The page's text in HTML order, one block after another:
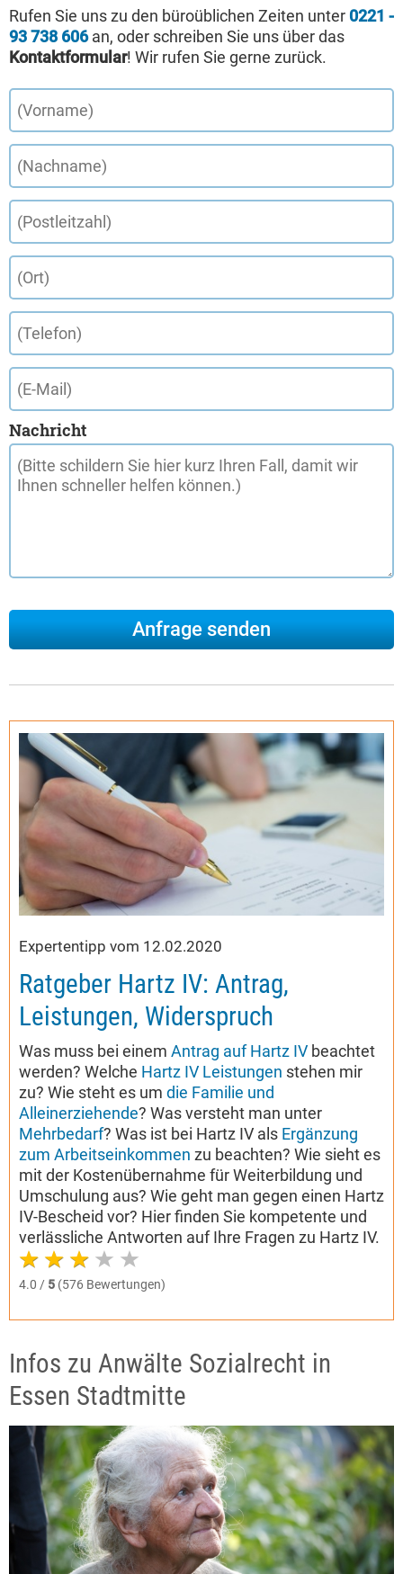
Rufen Sie uns zu den büroüblichen Zeiten unter 0221 -
93 738 606an, oder schreiben Sie uns über das
Kontaktformular! Wir rufen Sie gerne zurück.
Nachricht
Expertentipp vom 12.02.2020
Ratgeber Hartz IV: Antrag,
Leistungen, Widerspruch
Was muss bei einem Antrag auf Hartz IV beachtet
werden? Welche Hartz IV Leistungen stehen mir
zu? Wie steht es um die Familie und
Alleinerziehende? Was versteht man unter
Mehrbedarf? Was ist bei Hartz IV als Ergänzung
zum Arbeitseinkommen zu beachten? Wie sieht es
mit der Kostenübernahme für Weiterbildung und
Umschulung aus? Wie geht man gegen einen Hartz
IV-Bescheid vor? Hier finden Sie kompetente und
verlässliche Antworten auf Ihre Fragen zu Hartz IV.
4.0 / 5 (576 Bewertungen)
Infos zu Anwälte Sozialrecht in
Essen Stadtmitte